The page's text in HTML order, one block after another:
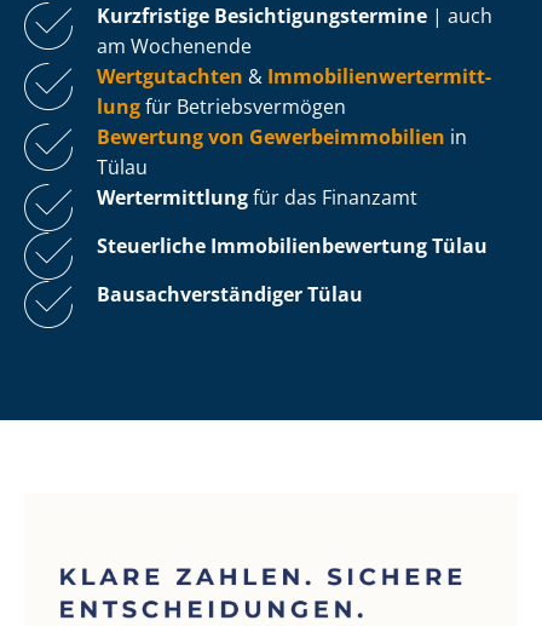
Kurzfristige Be­sich­ti­gungs­ter­mi­ne | auch
am Wochenende
Wertgutachten & Im­mo­bi­li­en­wert­ermitt­
lungfür Be­triebs­ver­mö­gen
Bewertung von Ge­wer­be­im­mo­bi­li­en in
Tülau
Wertermittlungfür das Finanzamt
Steuerliche Im­mo­bi­li­en­be­wer­tungTülau
Bau­sach­ver­stän­di­ger Tülau